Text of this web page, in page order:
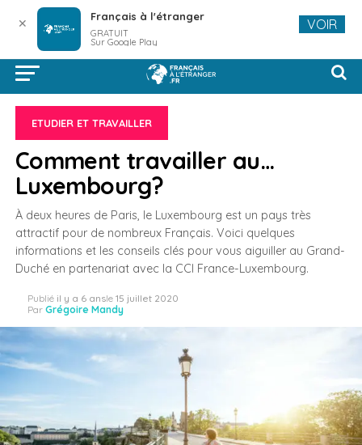
ETUDIER ET TRAVAILLER
Comment travailler au…
Luxembourg?
À deux heures de Paris, le Luxembourg est un pays très
attractif pour de nombreux Français. Voici quelques
informations et les conseils clés pour vous aiguiller au Grand-
Duché en partenariat avec la CCI France-Luxembourg.
Publié il y a 6 ansle 15 juillet 2020
Par Grégoire Mandy
✕ Français à l'étranger
GRATUIT
Sur Google Play
VOIR